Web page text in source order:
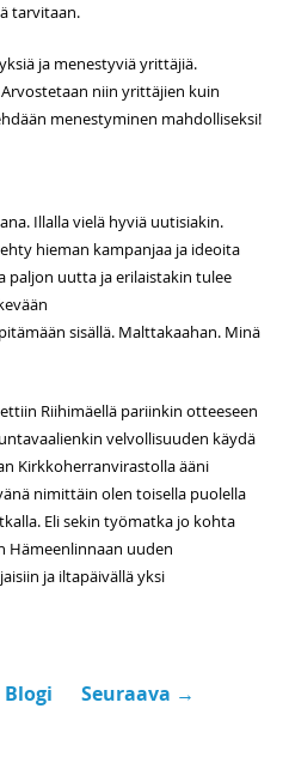
tarvitaan.
ja menestyviä yrittäjiä.
niin yrittäjien kuin
menestyminen mahdolliseksi!
Illalla vielä hyviä uutisiakin.
hieman kampanjaa ja ideoita
paljon uutta ja erilaistakin tulee
sisällä. Malttakaahan. Minä
Riihimäellä pariinkin otteeseen
velvollisuuden käydä
Kirkkoherranvirastolla ääni
nimittäin olen toisella puolella
Eli sekin työmatka jo kohta
Hämeenlinnaan uuden
ja iltapäivällä yksi
Blogi Seuraava →